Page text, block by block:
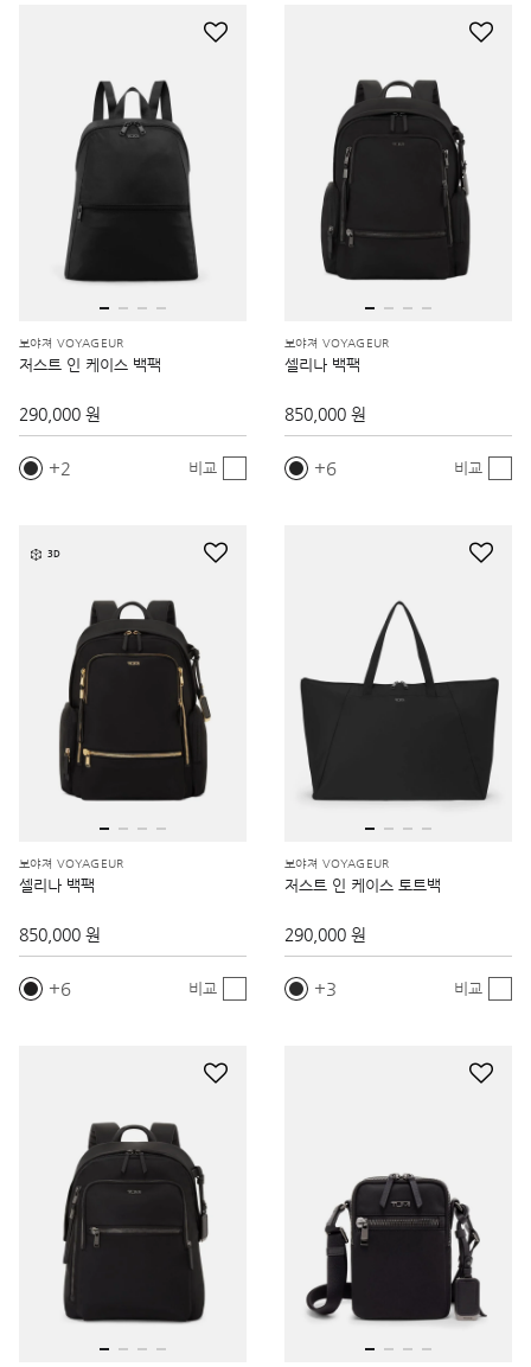
보야져 VOYAGEUR
저스트 인 케이스 백팩
290,000 원
2 비교
보야져 VOYAGEUR
셀리나 백팩
850,000 원
6 비교
3D
보야져 VOYAGEUR
셀리나 백팩
850,000 원
6 비교
보야져 VOYAGEUR
저스트 인 케이스 토트백
290,000 원
3 비교